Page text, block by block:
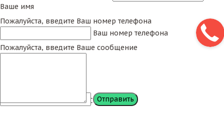
Ваше имя
Пожалуйста, введите Ваш номер телефона
Ваш номер телефона
Пожалуйста, введите Ваше сообщение
Сообщение